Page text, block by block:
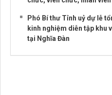
Phó Bí thư Tỉnh uỷ dự lễ
kinh nghiệm diễn tập khu
tại Nghĩa Đàn